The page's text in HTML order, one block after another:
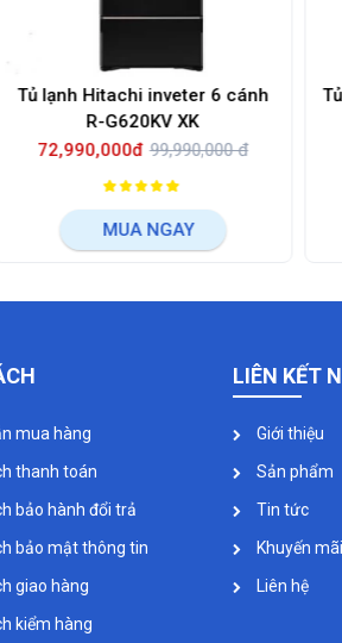
Tủ lạnh Hitachi inveter 6 cửa
G620GV XT
72,990,000đ 99,990,000 đ
MUA NGAY
mua hàng
thanh toán
bảo hành đổi trả
bảo mật thông tin
giao hàng
kiểm hàng
LIÊN KẾT
Giới thiệu
Sản phẩm
Tin tức
Khuyến mãi
Liên hệ